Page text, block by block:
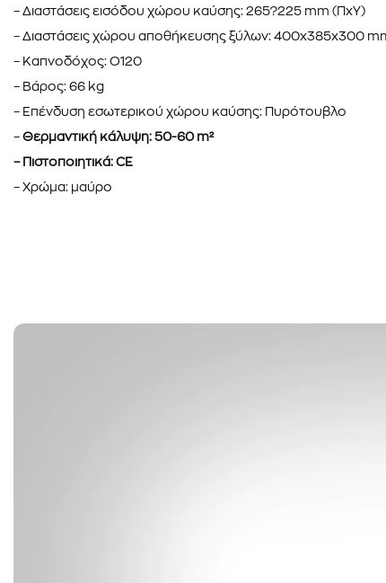
– Διαστάσεις εισόδου χώρου καύσης: 265?225 mm (ΠxΥ)
– Διαστάσεις χώρου αποθήκευσης ξύλων: 400x385x300
– Καπνοδόχος: O120
– Βάρος: 66 kg
– Επένδυση εσωτερικού χώρου καύσης: Πυρότουβλο
– Θερμαντική κάλυψη: 50-60 m²
– Πιστοποιητικά: CE
– Xρώμα: μαύρο